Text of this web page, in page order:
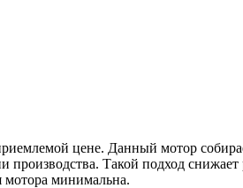
цене. Данный мотор
Такой подход
минимальна.